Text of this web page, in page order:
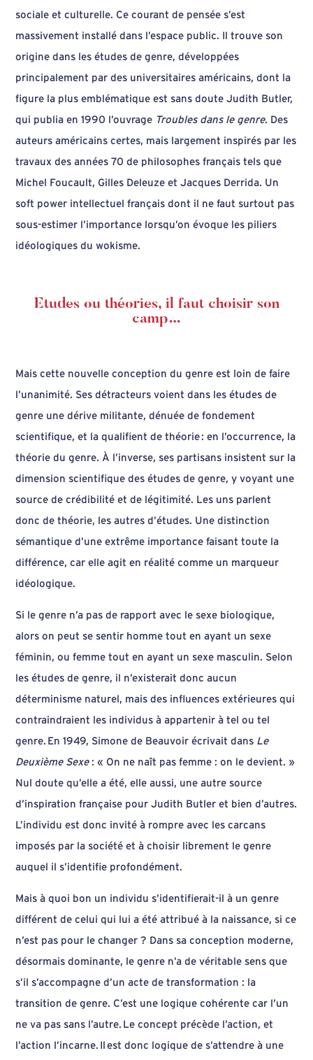
sociale et culturelle. Ce courant de pensée s’est
massivement installé dans l’espace public. Il trouve son
origine dans les études de genre, développées
principalement par des universitaires américains, dont la
figure la plus emblématique est sans doute Judith Butler,
qui publia en 1990 l’ouvrage Troubles dans le genre. Des
auteurs américains certes, mais largement inspirés par les
travaux des années 70 de philosophes français tels que
Michel Foucault, Gilles Deleuze et Jacques Derrida. Un
soft power intellectuel français dont il ne faut surtout pas
sous-estimer l’importance lorsqu’on évoque les piliers
idéologiques du wokisme.
Etudes ou théories, il faut choisir son
camp…
Mais cette nouvelle conception du genre est loin de faire
l’unanimité. Ses détracteurs voient dans les études de
genre une dérive militante, dénuée de fondement
scientifique, et la qualifient de théorie : en l’occurrence, la
théorie du genre. À l’inverse, ses partisans insistent sur la
dimension scientifique des études de genre, y voyant une
source de crédibilité et de légitimité. Les uns parlent
donc de théorie, les autres d’études. Une distinction
sémantique d’une extrême importance faisant toute la
différence, car elle agit en réalité comme un marqueur
idéologique.
Si le genre n’a pas de rapport avec le sexe biologique,
alors on peut se sentir homme tout en ayant un sexe
féminin, ou femme tout en ayant un sexe masculin. Selon
les études de genre, il n’existerait donc aucun
déterminisme naturel, mais des influences extérieures qui
contraindraient les individus à appartenir à tel ou tel
genre. En 1949, Simone de Beauvoir écrivait dans Le
Deuxième Sexe: « On ne naît pas femme : on le devient. »
Nul doute qu’elle a été, elle aussi, une autre source
d’inspiration française pour Judith Butler et bien d’autres.
L’individu est donc invité à rompre avec les carcans
imposés par la société et à choisir librement le genre
auquel il s’identifie profondément.
Mais à quoi bon un individu s’identifierait-il à un genre
différent de celui qui lui a été attribué à la naissance, si ce
n’est pas pour le changer ? Dans sa conception moderne,
désormais dominante, le genre n’a de véritable sens que
s’il s’accompagne d’un acte de transformation : la
transition de genre. C’est une logique cohérente car l’un
ne va pas sans l’autre. Le concept précède l’action, et
l’action l’incarne. Il est donc logique de s’attendre à une